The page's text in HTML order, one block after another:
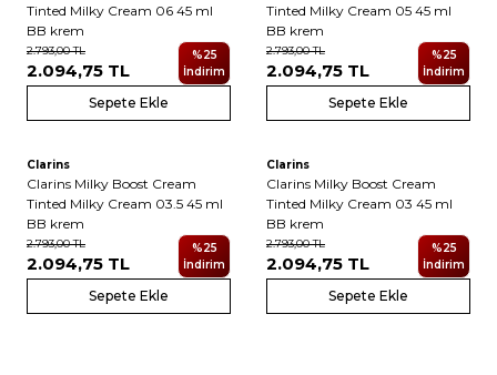
Tinted Milky Cream 06 45 ml
BB krem
2.793,00TL
2.094,75 TL
%25
İndirim
Sepete Ekle
Tinted Milky Cream 05 45 ml
BB krem
2.793,00TL
2.094,75 TL
%25
İndirim
Sepete Ekle
4
Clarins
Clarins Milky Boost Cream
Tinted Milky Cream 03.5 45 ml
BB krem
2.793,00TL
2.094,75 TL
%25
İndirim
Sepete Ekle
4
Clarins
Clarins Milky Boost Cream
Tinted Milky Cream 03 45 ml
BB krem
2.793,00TL
2.094,75 TL
%25
İndirim
Sepete Ekle